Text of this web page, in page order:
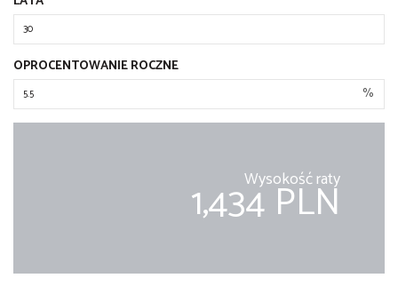
OPROCENTOWANIE ROCZNE
%
Wysokość raty
1,434 PLN